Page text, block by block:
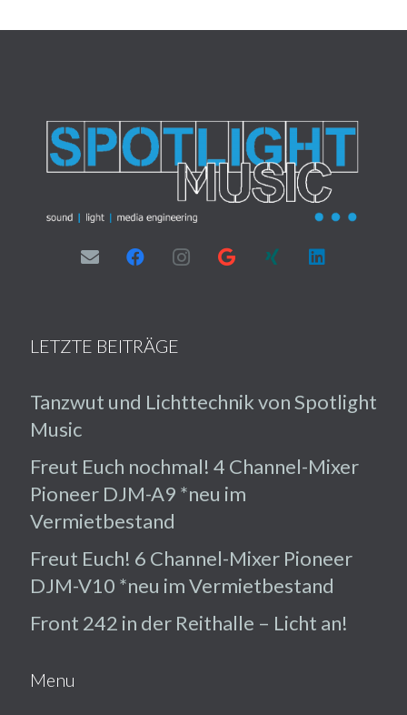
LETZTE BEITRÄGE
Tanzwut und Lichttechnik von Spotlight
Music
Freut Euch nochmal! 4 Channel-Mixer
Pioneer DJM-A9 *neu im
Vermietbestand
Freut Euch! 6 Channel-Mixer Pioneer
DJM-V10 *neu im Vermietbestand
Front 242 in der Reithalle – Licht an!
Menu